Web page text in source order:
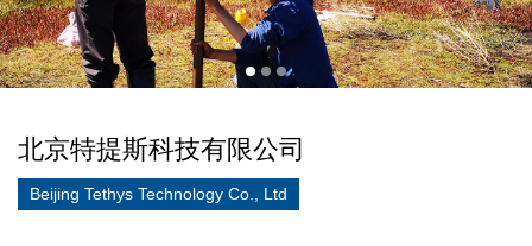
北京特提斯科技有限公司
Beijing Tethys Technology Co., Ltd